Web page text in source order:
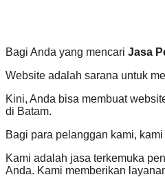
Bagi Anda yang mencari Jasa
Website adalah sarana untuk
Kini, Anda bisa membuat
di Batam.
Bagi para pelanggan kami,
Kami adalah jasa terkemuka
Anda. Kami memberikan